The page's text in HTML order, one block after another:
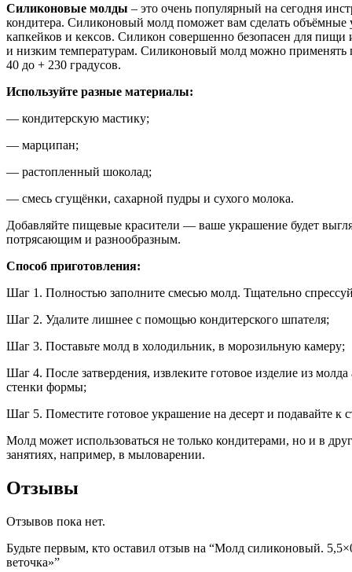
Силиконовые молды – это очень популярный на сегодня
кондитера. Силиконовый молд поможет вам сделать объёмные
капкейков и кексов. Силикон совершенно безопасен для
и низким температурам. Силиконовый молд можно применять
40 до + 230 градусов.
Используйте разные материалы:
— кондитерскую мастику;
— марципан;
— растопленный шоколад;
— смесь сгущёнки, сахарной пудры и сухого молока.
Добавляйте пищевые красители — ваше украшение будет
потрясающим и разнообразным.
Способ приготовления:
Шаг 1. Полностью заполните смесью молд. Тщательно
Шаг 2. Удалите лишнее с помощью кондитерского шпателя;
Шаг 3. Поставьте молд в холодильник, в морозильную камеру;
Шаг 4. После затвердения, извлеките готовое изделие из молда
стенки формы;
Шаг 5. Поместите готовое украшение на десерт и подавайте к
Молд может использоваться не только кондитерами, но и в
занятиях, например, в мыловарении.
Отзывы
Отзывов пока нет.
Будьте первым, кто оставил отзыв на “Молд силиконовый.
веточка»”